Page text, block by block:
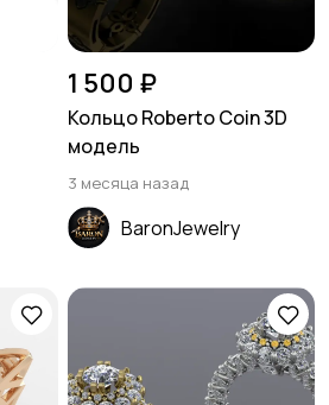
1 500 ₽
Кольцо Roberto Coin 3D
модель
3 месяца назад
BaronJewelry